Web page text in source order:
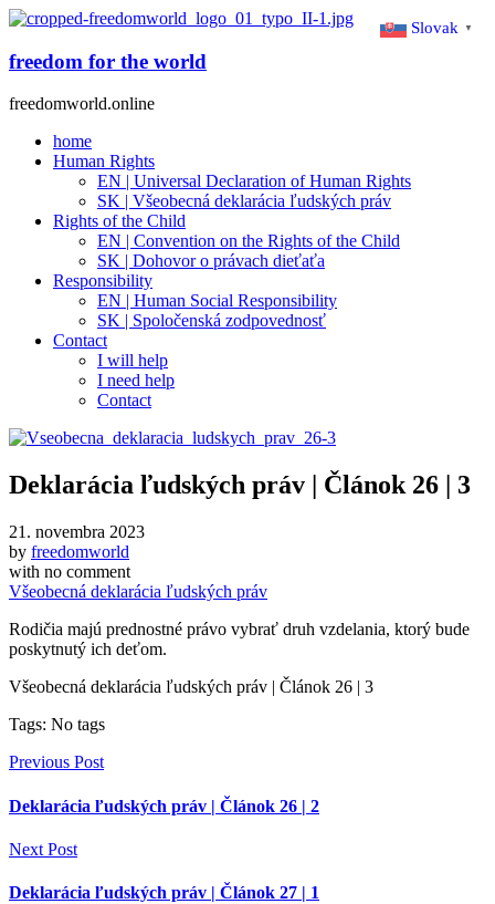
freedom for the world
freedomworld.online
home
Human Rights
EN | Universal Declaration of Human Rights
SK | Všeobecná deklarácia ľudských práv
Rights of the Child
EN | Convention on the Rights of the Child
SK | Dohovor o právach dieťaťa
Responsibility
EN | Human Social Responsibility
SK | Spoločenská zodpovednosť
Contact
I will help
I need help
Contact
Deklarácia ľudských práv | Článok 26 | 3
21. novembra 2023
by freedomworld
with no comment
Všeobecná deklarácia ľudských práv
Rodičia majú prednostné právo vybrať druh vzdelania, ktorý bude
poskytnutý ich deťom.
Všeobecná deklarácia ľudských práv | Článok 26 | 3
Tags: No tags
Previous Post
Deklarácia ľudských práv | Článok 26 | 2
Next Post
Deklarácia ľudských práv | Článok 27 | 1
Slovak ▼